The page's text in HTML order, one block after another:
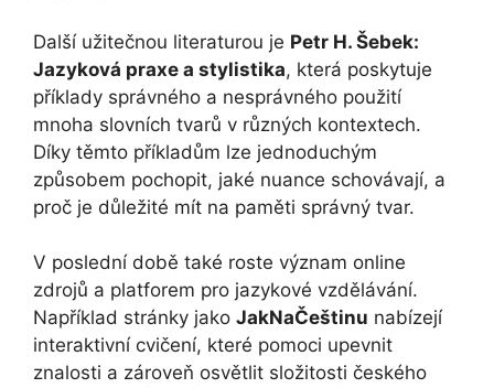
Další užitečnou literaturou je Petr H. Šebek:
Jazyková praxe a stylistika, která poskytuje
příklady správného a nesprávného použití
mnoha slovních tvarů v různých kontextech.
Díky těmto příkladům lze jednoduchým
způsobem pochopit, jaké nuance schovávají, a
proč je důležité mít na paměti správný tvar.
V poslední době také roste význam online
zdrojů a platforem pro jazykové vzdělávání.
Například stránky jako JakNaČeštinu nabízejí
interaktivní cvičení, které pomoci upevnit
znalosti a zároveň osvětlit složitosti českého